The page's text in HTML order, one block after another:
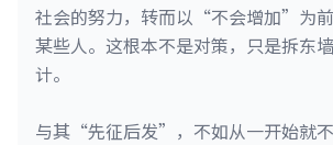
社会的努力，转而以“不会增加”为
某些人。这根本不是对策，只是拆东
计。
与其“先征后发”，不如从一开始就